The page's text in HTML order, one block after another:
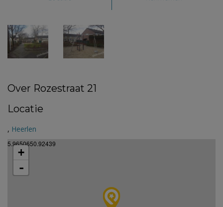
Over Rozestraat 21
Locatie
, Heerlen
5.9650650.92439
+
-